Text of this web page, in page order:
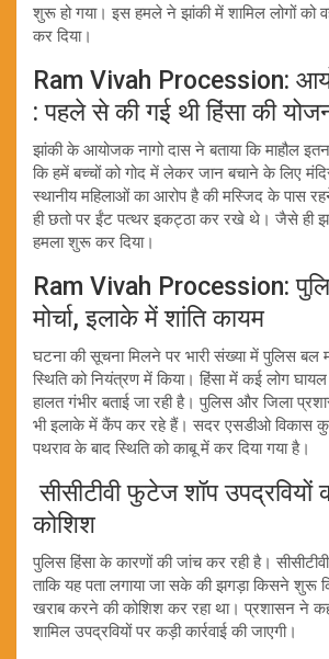
शुरू हो गया। इस हमले ने झांकी में शामिल लोगों को
कर दिया।
Ram Vivah Procession:
: पहले से की गई थी हिंसा की
झांकी के आयोजक नागो दास ने बताया कि माहौल
कि हमें बच्चों को गोद में लेकर जान बचाने के लिए
स्थानीय महिलाओं का आरोप है की मस्जिद के पास
ही छतो पर ईंट पत्थर इकट्ठा कर रखे थे। जैसे ही
हमला शुरू कर दिया।
Ram Vivah Procession:
मोर्चा, इलाके में शांति कायम
घटना की सूचना मिलने पर भारी संख्या में पुलिस बल
स्थिति को नियंत्रण में किया। हिंसा में कई लोग
हालत गंभीर बताई जा रही है। पुलिस और जिला
भी इलाके में कैंप कर रहे हैं। सदर एसडीओ विकास
पथराव के बाद स्थिति को काबू में कर दिया गया है।
सीसीटीवी फुटेज शॉप उपद्रवियों
कोशिश
पुलिस हिंसा के कारणों की जांच कर रही है।
ताकि यह पता लगाया जा सके की झगड़ा किसने शुरू
खराब करने की कोशिश कर रहा था। प्रशासन ने
शामिल उपद्रवियों पर कड़ी कार्रवाई की जाएगी।